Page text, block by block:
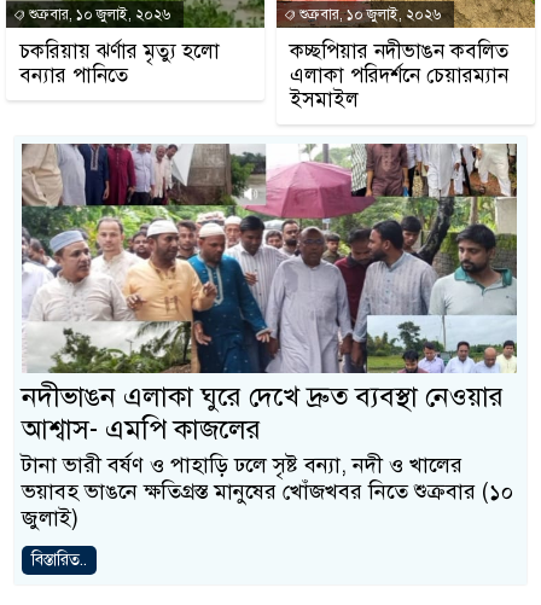
শুক্রবার, ১০ জুলাই, ২০২৬
চকরিয়ায় ঝর্ণার মৃত্যু হলো
বন্যার পানিতে
শুক্রবার, ১০ জুলাই, ২০২৬
কচ্ছপিয়ার নদীভাঙন কবলিত
এলাকা পরিদর্শনে চেয়ারম্যান
ইসমাইল
নদীভাঙন এলাকা ঘুরে দেখে দ্রুত ব্যবস্থা নেওয়ার
আশ্বাস- এমপি কাজলের
টানা ভারী বর্ষণ ও পাহাড়ি ঢলে সৃষ্ট বন্যা, নদী ও খালের
ভয়াবহ ভাঙনে ক্ষতিগ্রস্ত মানুষের খোঁজখবর নিতে শুক্রবার (১০
জুলাই)
বিস্তারিত..